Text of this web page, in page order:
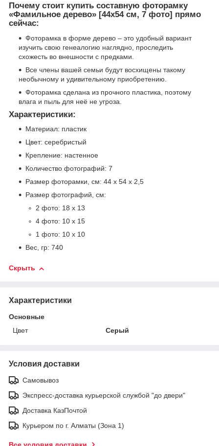
Почему стоит купить составную фоторамку
«Фамильное дерево» [44х54 см, 7 фото] прямо
сейчас:
Фоторамка в форме дерево – это удобный вариант
изучить свою генеалогию наглядно, проследить
схожесть во внешности с предками.
Все члены вашей семьи будут восхищены такому
необычному и удивительному приобретению.
Фоторамка сделана из прочного пластика, поэтому
влага и пыль для неё не угроза.
Характеристики:
Материал: пластик
Цвет: серебристый
Крепление: настенное
Количество фотографий: 7
Размер фоторамки, см: 44 х 54 х 2,5
Размер фотографий, см:
2 фото: 18 х 13
4 фото: 10 х 15
1 фото: 10 х 10
Вес, гр: 740
Скрыть
Характеристики
Основные
Цвет
Серый
Условия доставки
Самовывоз
Экспресс-доставка курьерской службой "до двери"
Доставка КазПочтой
Курьером по г. Алматы (Зона 1)
Все условия доставки